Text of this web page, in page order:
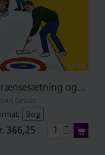
Grænsesætning og dialog
Graae
Bog
366,25